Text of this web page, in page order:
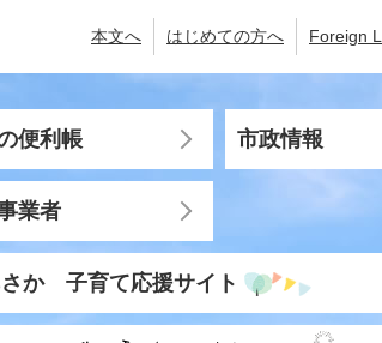
本文へ はじめての方へ Foreign
便利帳 市政情報
業者
か 子育て応援サイト